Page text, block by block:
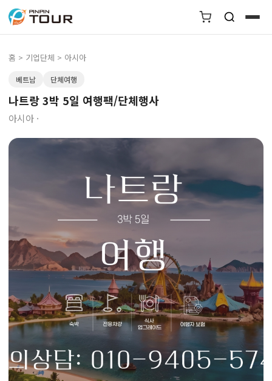
홈 > 기업단체 > 아시아
베트남 단체여행
나트랑 3박 5일 여행팩/단체행사
아시아 ·